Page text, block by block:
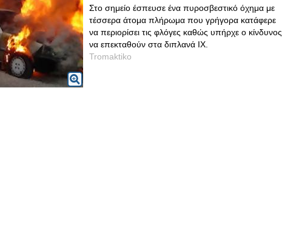
Στο σημείο έσπευσε ένα πυροσβεστικό όχημα με
τέσσερα άτομα πλήρωμα που γρήγορα κατάφερε
να περιορίσει τις φλόγες καθώς υπήρχε ο κίνδυνος
να επεκταθούν στα διπλανά ΙΧ.
Tromaktiko